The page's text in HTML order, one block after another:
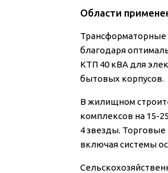
Области
благодаря
КТП 40 кВА для
бытовых корпусов.
В жилищном
комплексов на 15-
4 звезды.
включая системы